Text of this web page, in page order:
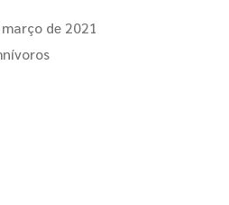
de 2021